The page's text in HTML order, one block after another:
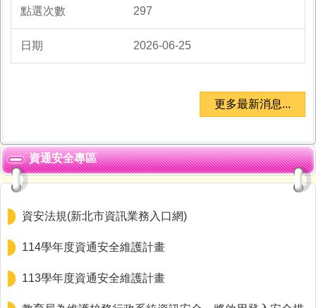
297
2026-06-25
更多最新消息...
資通安全專區
資安法規(新北市資訊業務入口網)
114學年度資通安全維護計畫
113學年度資通安全維護計畫